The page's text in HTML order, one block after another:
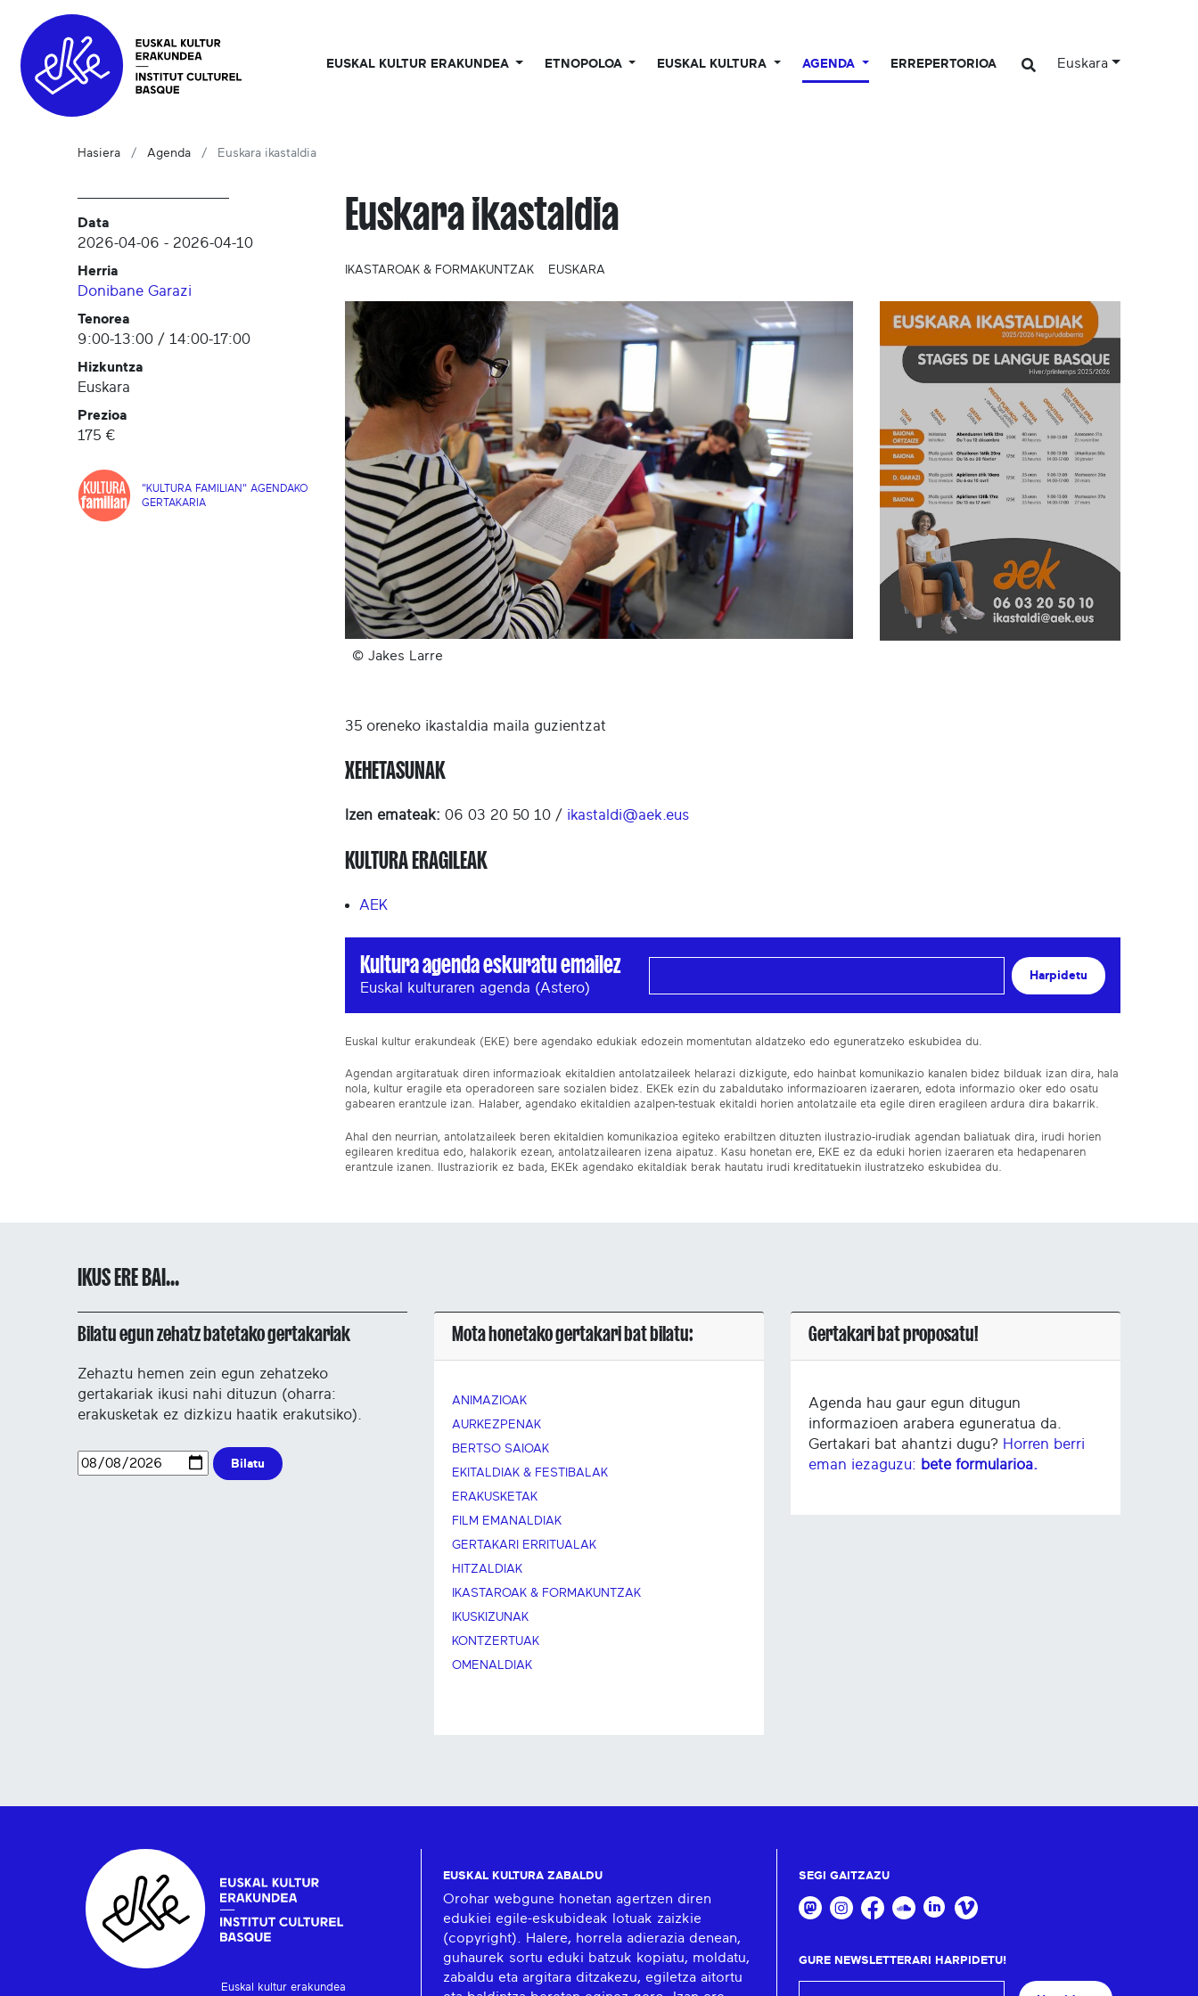
EUSKAL KULTUR ERAKUNDEA ETNOPOLOA EUSKAL KULTURA AGENDA ERREPERTORIOA Euskara
Hasiera Agenda Euskara ikastaldia
Data
2026-04-06 - 2026-04-10
Herria
Donibane Garazi
Tenorea
9:00-13:00 / 14:00-17:00
Hizkuntza
Euskara
Prezioa
175 €
"KULTURA FAMILIAN" AGENDAKO
GERTAKARIA
Euskara ikastaldia
IKASTAROAK & FORMAKUNTZAK EUSKARA
© Jakes Larre
35 oreneko ikastaldia maila guzientzat
XEHETASUNAK
Izen emateak: 06 03 20 50 10 / ikastaldi@aek.eus
KULTURA ERAGILEAK
AEK
Kultura agenda eskuratu emailez
Euskal kulturaren agenda (Astero)
Harpidetu
Euskal kultur erakundeak (EKE) bere agendako edukiak edozein momentutan aldatzeko edo eguneratzeko eskubidea du.
Agendan argitaratuak diren informazioak ekitaldien antolatzaileek helarazi dizkigute, edo hainbat komunikazio kanalen bidez bilduak izan dira, hala
nola, kultur eragile eta operadoreen sare sozialen bidez. EKEk ezin du zabaldutako informazioaren izaeraren, edota informazio oker edo osatu
gabearen erantzule izan. Halaber, agendako ekitaldien azalpen-testuak ekitaldi horien antolatzaile eta egile diren eragileen ardura dira bakarrik.
Ahal den neurrian, antolatzaileek beren ekitaldien komunikazioa egiteko erabiltzen dituzten ilustrazio-irudiak agendan baliatuak dira, irudi horien
egilearen kreditua edo, halakorik ezean, antolatzailearen izena aipatuz. Kasu honetan ere, EKE ez da eduki horien izaeraren eta hedapenaren
erantzule izanen. Ilustraziorik ez bada, EKEk agendako ekitaldiak berak hautatu irudi kreditatuekin ilustratzeko eskubidea du.
IKUS ERE BAI...
Bilatu egun zehatz batetako gertakariak
Zehaztu hemen zein egun zehatzeko
gertakariak ikusi nahi dituzun (oharra:
erakusketak ez dizkizu haatik erakutsiko).
Bilatu
Mota honetako gertakari bat bilatu:
ANIMAZIOAK
AURKEZPENAK
BERTSO SAIOAK
EKITALDIAK & FESTIBALAK
ERAKUSKETAK
FILM EMANALDIAK
GERTAKARI ERRITUALAK
HITZALDIAK
IKASTAROAK & FORMAKUNTZAK
IKUSKIZUNAK
KONTZERTUAK
OMENALDIAK
Gertakari bat proposatu!
Agenda hau gaur egun ditugun
informazioen arabera eguneratua da.
Gertakari bat ahantzi dugu? Horren berri
eman iezaguzu: bete formularioa.
Euskal kultur erakundea
EUSKAL KULTURA ZABALDU
Orohar webgune honetan agertzen diren
edukiei egile-eskubideak lotuak zaizkie
(copyright). Halere, horrela adierazia denean,
guhaurek sortu eduki batzuk kopiatu, moldatu,
zabaldu eta argitara ditzakezu, egiletza aitortu
SEGI GAITZAZU
GURE NEWSLETTERARI HARPIDETU!